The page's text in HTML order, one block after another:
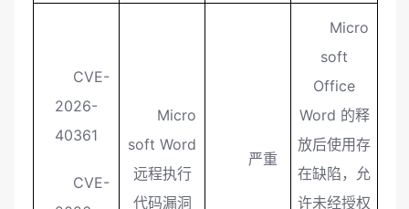
CVE-
2026-
40361
CVE-
Micro
soft Word
远程执行
代码漏洞
严重
Micro
soft
Office
Word 的释
放后使用存
在缺陷，允
许未经授权